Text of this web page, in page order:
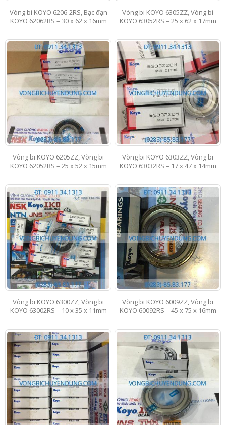
Vòng bi KOYO 6206-2RS, Bạc đạn
KOYO 62062RS – 30 x 62 x 16mm
Vòng bi KOYO 6305ZZ, Vòng bi
KOYO 63052RS – 25 x 62 x 17mm
Vòng bi KOYO 6205ZZ, Vòng bi
KOYO 62052RS – 25 x 52 x 15mm
Vòng bi KOYO 6303ZZ, Vòng bi
KOYO 63032RS – 17 x 47 x 14mm
Vòng bi KOYO 6300ZZ, Vòng bi
KOYO 63002RS – 10 x 35 x 11mm
Vòng bi KOYO 6009ZZ, Vòng bi
KOYO 60092RS – 45 x 75 x 16mm